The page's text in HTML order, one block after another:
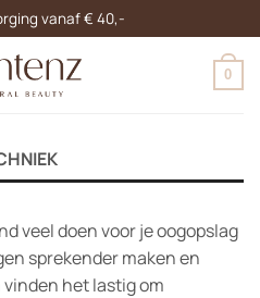
vanaf € 40,-
0
veel doen voor je oogopslag
sprekender maken en
het lastig om